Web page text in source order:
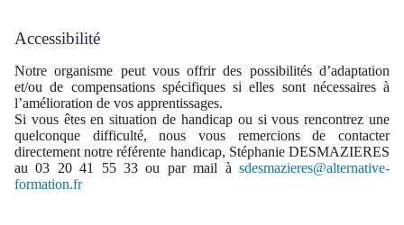
Accessibilité
Notre organisme peut vous offrir des possibilités d’adaptation
et/ou de compensations spécifiques si elles sont nécessaires à
l’amélioration de vos apprentissages.
Si vous êtes en situation de handicap ou si vous rencontrez une
quelconque difficulté, nous vous remercions de contacter
directement notre référente handicap, Stéphanie DESMAZIERES
au 03 20 41 55 33 ou par mail à sdesmazieres@alternative-
formation.fr